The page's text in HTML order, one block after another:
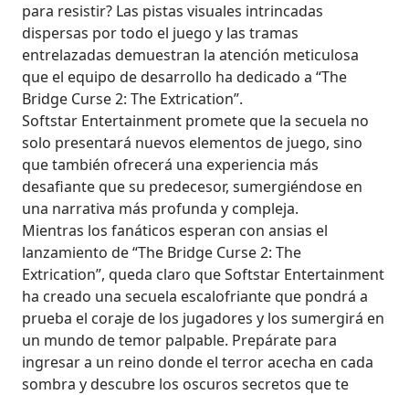
para resistir? Las pistas visuales intrincadas
dispersas por todo el juego y las tramas
entrelazadas demuestran la atención meticulosa
que el equipo de desarrollo ha dedicado a “The
Bridge Curse 2: The Extrication”.
Softstar Entertainment promete que la secuela no
solo presentará nuevos elementos de juego, sino
que también ofrecerá una experiencia más
desafiante que su predecesor, sumergiéndose en
una narrativa más profunda y compleja.
Mientras los fanáticos esperan con ansias el
lanzamiento de “The Bridge Curse 2: The
Extrication”, queda claro que Softstar Entertainment
ha creado una secuela escalofriante que pondrá a
prueba el coraje de los jugadores y los sumergirá en
un mundo de temor palpable. Prepárate para
ingresar a un reino donde el terror acecha en cada
sombra y descubre los oscuros secretos que te